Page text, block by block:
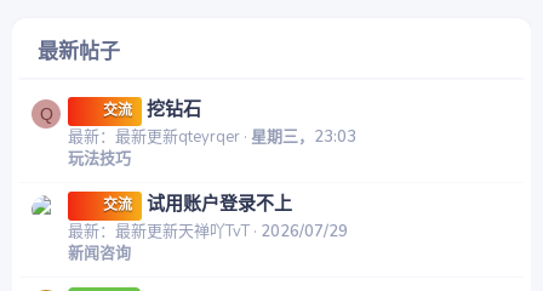
最新帖子
Q 交流 挖钻石
最新：最新更新qteyrqer 星期三，23:03
玩法技巧
交流 试用账户登录不上
最新：最新更新天禅吖TvT 2026/07/29
新闻咨询